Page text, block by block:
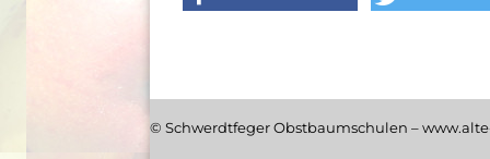
© Schwerdtfeger Obstbaumschulen –